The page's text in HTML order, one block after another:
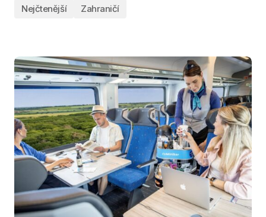
Nejčtenější Zahraničí